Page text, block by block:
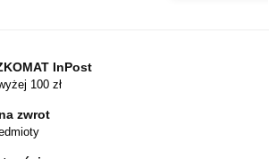
InPost
100 zł
zwrot